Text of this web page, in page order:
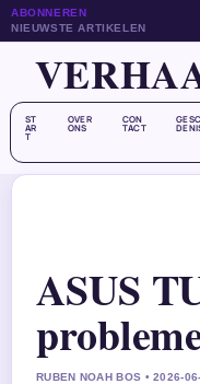
ABONNEREN
NIEUWSTE ARTIKELEN
ST
AR
T
OVER
ONS
CON
TACT
ASUS
RUBEN NOAH BOS • 2026-